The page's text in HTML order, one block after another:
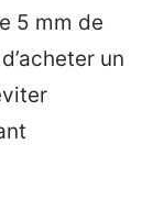
5 mm de
un